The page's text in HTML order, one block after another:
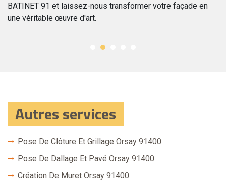
BATINET 91 et laissez-nous transformer votre façade en
une véritable œuvre d'art.
Autres services
Pose De Clôture Et Grillage Orsay 91400
Pose De Dallage Et Pavé Orsay 91400
Création De Muret Orsay 91400